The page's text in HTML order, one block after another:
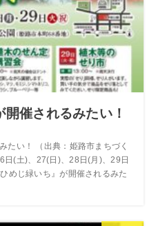
催されるみたい！
たい！ （出典：姫路市まちづく
日(土)、27(日)、28日(月)、29日
めじ緑いち』が開催されるみた